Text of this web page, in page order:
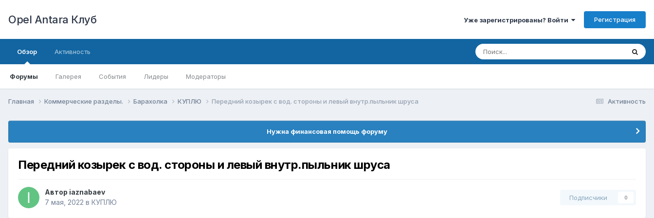
Opel Antara Клуб Уже зарегистрированы? Войти Регистрация
Обзор
Форумы Галерея События Лидеры Модераторы
Активность
Активность
Главная Коммерческие разделы. Барахолка КУПЛЮ Передний козырек с вод. стороны и левый внутр.пыльник шруса
Нужна финансовая помощь форуму
Передний козырек с вод. стороны и левый внутр.пыльник шруса
Автор iaznabaev
7 мая, 2022 в КУПЛЮ
Подписчики 0